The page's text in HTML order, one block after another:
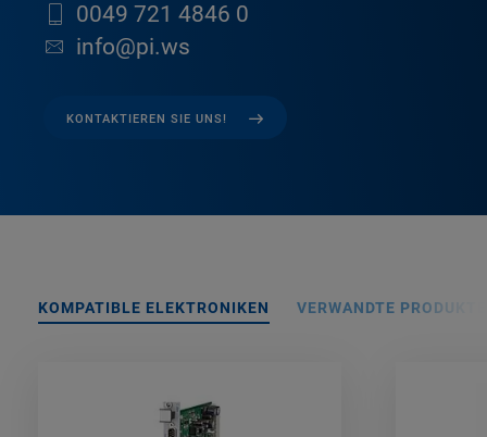
0049 721 4846 0
info@pi.ws
KONTAKTIEREN SIE UNS!
KOMPATIBLE ELEKTRONIKEN VERWANDTE PRODUKTE